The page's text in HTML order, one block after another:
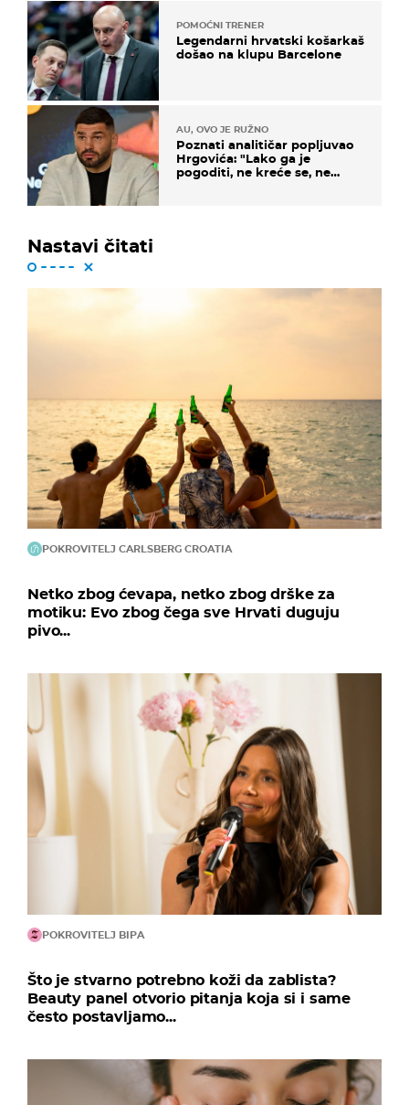
POMOĆNI TRENER
Legendarni hrvatski košarkaš
došao na klupu Barcelone
AU, OVO JE RUŽNO
Poznati analitičar popljuvao
Hrgovića: "Lako ga je
pogoditi, ne kreće se, ne
Nastavi čitati
POKROVITELJ CARLSBERG CROATIA
Netko zbog ćevapa, netko zbog drške za
motiku: Evo zbog čega sve Hrvati duguju
pivo...
POKROVITELJ BIPA
Što je stvarno potrebno koži da zablista?
Beauty panel otvorio pitanja koja si i same
često postavljamo...